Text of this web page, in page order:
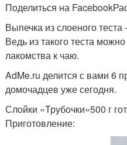
Поделиться на
Выпечка из слоеного
Ведь из такого теста
лакомства к чаю.
AdMe.ru делится с вами 6
домочадцев уже сегодня.
Слойки «Трубочки»500 г
Приготовление: